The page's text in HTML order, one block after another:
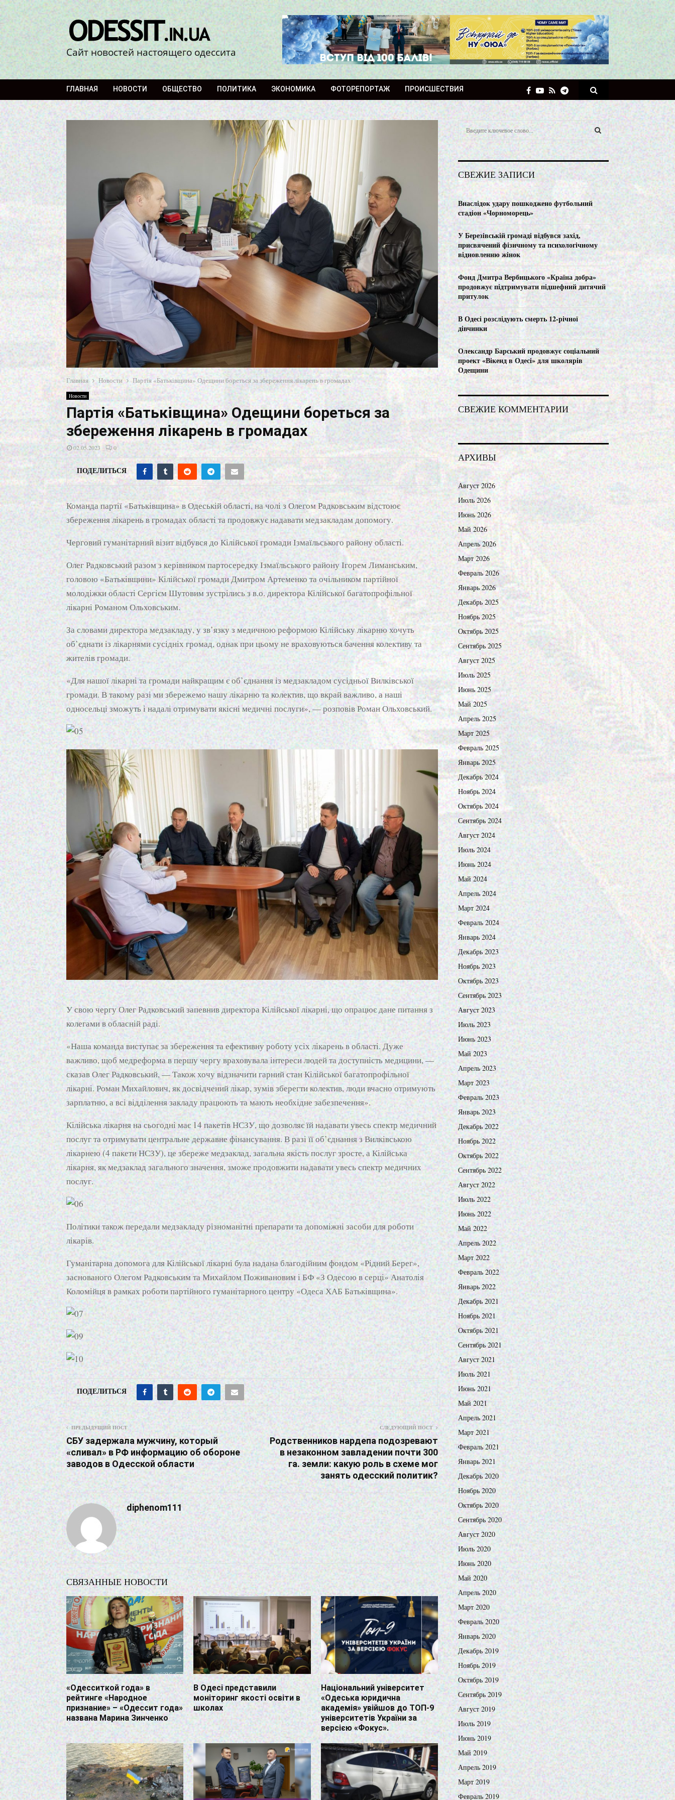
Сайт новостей настоящего одессита
ГЛАВНАЯ НОВОСТИ ОБЩЕСТВО ПОЛИТИКА ЭКОНОМИКА ФОТОРЕПОРТАЖ ПРОИСШЕСТВИЯ
Главная Новости Партія «Батьківщина» Одещини бореться за збереження лікарень в громадах
Новости
Партія «Батьківщина» Одещини бореться за
збереження лікарень в громадах
02.05.2023 0
ПОДЕЛИТЬСЯ
Команда партії «Батьківщина» в Одеській області, на чолі з Олегом Радковським відстоює
збереження лікарень в громадах області та продовжує надавати медзакладам допомогу.
Черговий гуманітарний візит відбувся до Кілійської громади Ізмаїльського району області.
Олег Радковський разом з керівником партосередку Ізмаїльського району Ігорем Лиманським,
головою «Батьківщини» Кілійської громади Дмитром Артеменко та очільником партійної
молодіжки області Сергієм Шутовим зустрілись з в.о. директора Кілійської багатопрофільної
лікарні Романом Ольховським.
За словами директора медзакладу, у зв’язку з медичною реформою Кілійську лікарню хочуть
об’єднати із лікарнями сусідніх громад, однак при цьому не враховуються бачення колективу та
жителів громади.
«Для нашої лікарні та громади найкращим є об’єднання із медзакладом сусідньої Вилківської
громади. В такому разі ми збережемо нашу лікарню та колектив, що вкрай важливо, а наші
односельці зможуть і надалі отримувати якісні медичні послуги», — розповів Роман Ольховський.
У свою чергу Олег Радковський запевнив директора Кілійської лікарні, що опрацює дане питання з
колегами в обласній раді.
«Наша команда виступає за збереження та ефективну роботу усіх лікарень в області. Дуже
важливо, щоб медреформа в першу чергу враховувала інтереси людей та доступність медицини, —
сказав Олег Радковський, — Також хочу відзначити гарний стан Кілійської багатопрофільної
лікарні. Роман Михайлович, як досвідчений лікар, зумів зберегти колектив, люди вчасно отримують
зарплатню, а всі відділення закладу працюють та мають необхідне забезпечення».
Кілійська лікарня на сьогодні має 14 пакетів НСЗУ, що дозволяє їй надавати увесь спектр медичний
послуг та отримувати центральне державне фінансування. В разі її об’єднання з Вилківською
лікарнею (4 пакети НСЗУ), це збереже медзаклад, загальна якість послуг зросте, а Кілійська
лікарня, як медзаклад загального значення, зможе продовжити надавати увесь спектр медичних
послуг.
Політики також передали медзакладу різноманітні препарати та допоміжні засоби для роботи
лікарів.
Гуманітарна допомога для Кілійської лікарні була надана благодійним фондом «Рідний Берег»,
заснованого Олегом Радковським та Михайлом Поживановим і БФ «З Одесою в серці» Анатолія
Коломійця в рамках роботи партійного гуманітарного центру «Одеса ХАБ Батьківщина».
ПОДЕЛИТЬСЯ
ПРЕДЫДУЩИЙ ПОСТ
СБУ задержала мужчину, который
«сливал» в РФ информацию об обороне
заводов в Одесской области
СЛЕДУЮЩИЙ ПОСТ
Родственников нардепа подозревают
в незаконном завладении почти 300
га. земли: какую роль в схеме мог
занять одесский политик?
diphenom111
СВЯЗАННЫЕ НОВОСТИ
«Одесситкой года» в
рейтинге «Народное
признание» – «Одессит года»
названа Марина Зинченко
В Одесі представили
моніторинг якості освіти в
школах
Національний університет
«Одеська юридична
академія» увійшов до ТОП-9
університетів України за
версією «Фокус».
S
e
a
r
c
h
f
o
r
:
S
E
A
R
C
H
СВЕЖИЕ ЗАПИСИ
Внаслідок удару пошкоджено футбольний
стадіон «Чорноморець»
У Березівській громаді відбувся захід,
присвячений фізичному та психологічному
відновленню жінок
Фонд Дмитра Вербицького «Країна добра»
продовжує підтримувати підшефний дитячий
притулок
В Одесі розслідують смерть 12-річної
дівчинки
Олександр Барський продовжує соціальний
проект «Вікенд в Одесі» для школярів
Одещини
СВЕЖИЕ КОММЕНТАРИИ
АРХИВЫ
Август 2026
Июль 2026
Июнь 2026
Май 2026
Апрель 2026
Март 2026
Февраль 2026
Январь 2026
Декабрь 2025
Ноябрь 2025
Октябрь 2025
Сентябрь 2025
Август 2025
Июль 2025
Июнь 2025
Май 2025
Апрель 2025
Март 2025
Февраль 2025
Январь 2025
Декабрь 2024
Ноябрь 2024
Октябрь 2024
Сентябрь 2024
Август 2024
Июль 2024
Июнь 2024
Май 2024
Апрель 2024
Март 2024
Февраль 2024
Январь 2024
Декабрь 2023
Ноябрь 2023
Октябрь 2023
Сентябрь 2023
Август 2023
Июль 2023
Июнь 2023
Май 2023
Апрель 2023
Март 2023
Февраль 2023
Январь 2023
Декабрь 2022
Ноябрь 2022
Октябрь 2022
Сентябрь 2022
Август 2022
Июль 2022
Июнь 2022
Май 2022
Апрель 2022
Март 2022
Февраль 2022
Январь 2022
Декабрь 2021
Ноябрь 2021
Октябрь 2021
Сентябрь 2021
Август 2021
Июль 2021
Июнь 2021
Май 2021
Апрель 2021
Март 2021
Февраль 2021
Январь 2021
Декабрь 2020
Ноябрь 2020
Октябрь 2020
Сентябрь 2020
Август 2020
Июль 2020
Июнь 2020
Май 2020
Апрель 2020
Март 2020
Февраль 2020
Январь 2020
Декабрь 2019
Ноябрь 2019
Октябрь 2019
Сентябрь 2019
Август 2019
Июль 2019
Июнь 2019
Май 2019
Апрель 2019
Март 2019
Февраль 2019